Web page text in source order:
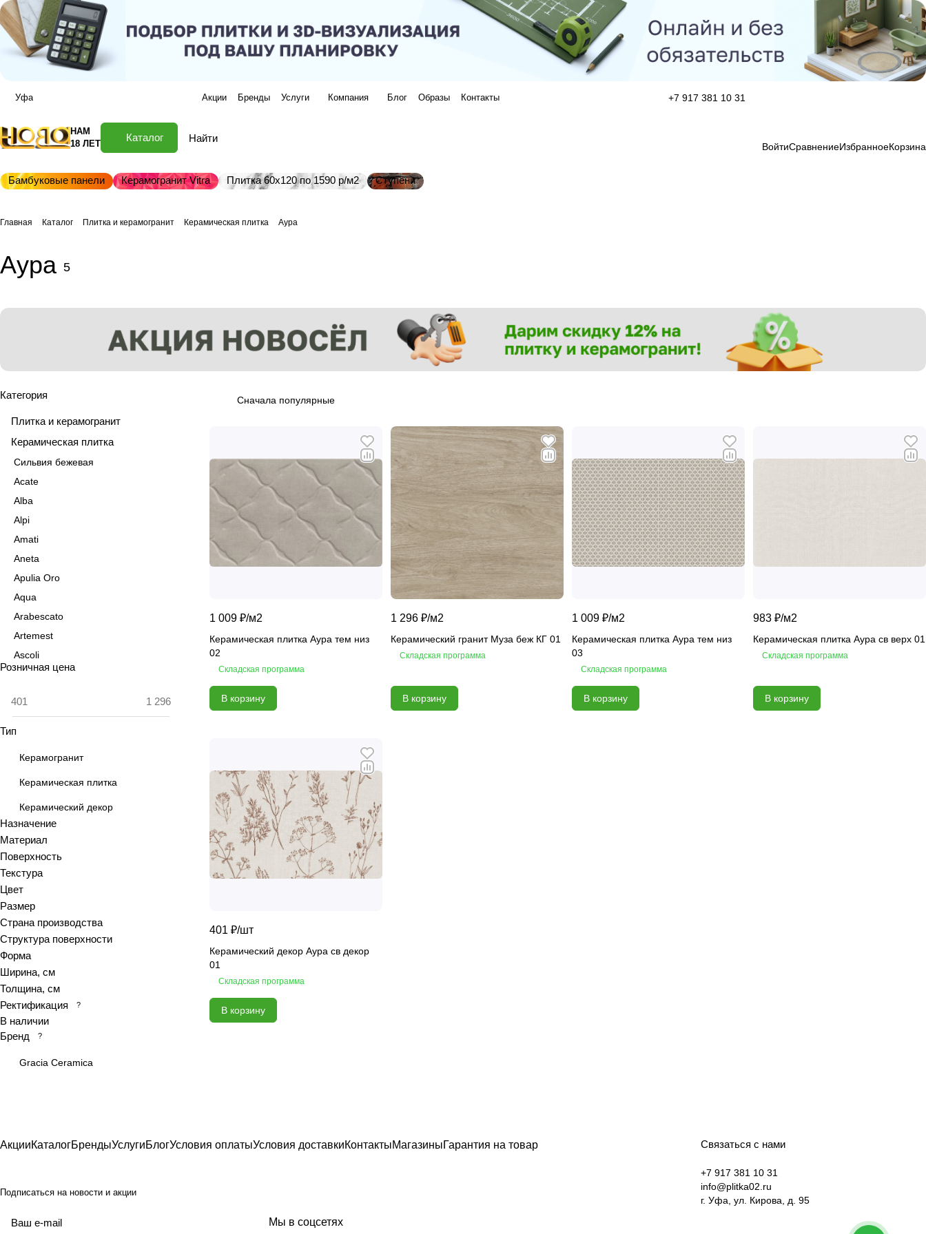
Уфа Акции Бренды Услуги Компания Блог Образы Контакты +7 917 381 10 31
НАМ
18 ЛЕТ
Каталог
ВойтиСравнениеИзбранноеКорзина
Бамбуковые панели Керамогранит Vitra Плитка 60х120 по 1590 р/м2 Ступени
Главная Каталог Плитка и керамогранит Керамическая плитка Аура
Аура 5
Сначала популярные
1 009 ₽/м2
Керамическая плитка Аура тем низ
02
Складская программа
В корзину
1 296 ₽/м2
Керамический гранит Муза беж КГ 01
Складская программа
В корзину
1 009 ₽/м2
Керамическая плитка Аура тем низ
03
Складская программа
В корзину
983 ₽/м2
Керамическая плитка Аура св верх 01
Складская программа
В корзину
401 ₽/шт
Керамический декор Аура св декор
01
Складская программа
В корзину
Категория
Плитка и керамогранит
Керамическая плитка
Сильвия бежевая
Acate
Alba
Alpi
Amati
Aneta
Apulia Oro
Aqua
Arabescato
Artemest
Ascoli
Aspen
Azolla
Bricks
Brooklyn
Calacatta
Calacatta Fantasy
Calacatta Grey
Calacatta Ivory
Calacatta Opaco
Calacatta royal
Calypso
Carrara
Celia
Chateau
Colores
Elegance
Розничная цена
Тип
Керамогранит
Керамическая плитка
Керамический декор
Назначение
Материал
Поверхность
Текстура
Цвет
Размер
Страна производства
Структура поверхности
Форма
Ширина, см
Толщина, см
Ректификация
?
В наличии
Бренд
?
Gracia Ceramica
АкцииКаталогБрендыУслугиБлогУсловия оплатыУсловия доставкиКонтактыМагазиныГарантия на товар
Подписаться на новости и акции
Мы в соцсетях
Связаться с нами
+7 917 381 10 31
info@plitka02.ru
г. Уфа, ул. Кирова, д. 95